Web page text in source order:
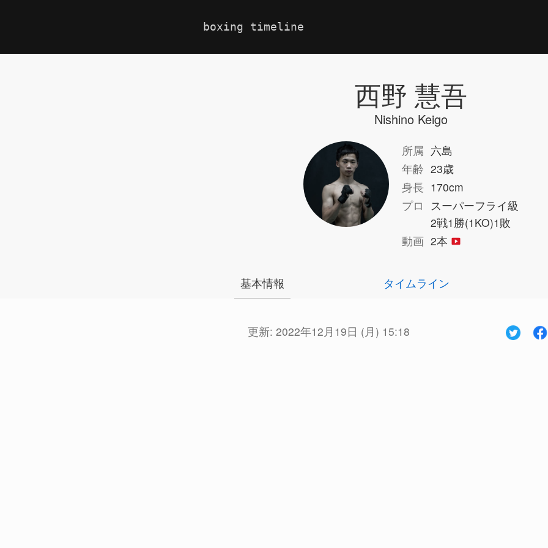
boxing timeline
西野 慧吾
Nishino Keigo
所属 六島
年齢 23歳
身長 170cm
プロ
スーパーフライ級
2戦1勝(1KO)1敗
動画 2本
基本情報 タイムライン
更新:2022年12月19日 (月) 15:18